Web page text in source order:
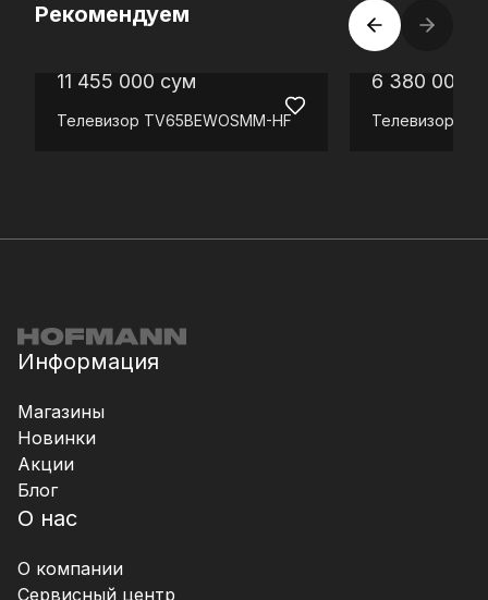
Рекомендуем
11 455 000 сум
Телевизор TV65BEWOSMM-HF
6 380 000
Телевизор
Информация
Магазины
Новинки
Акции
Блог
О нас
О компании
Сервисный центр